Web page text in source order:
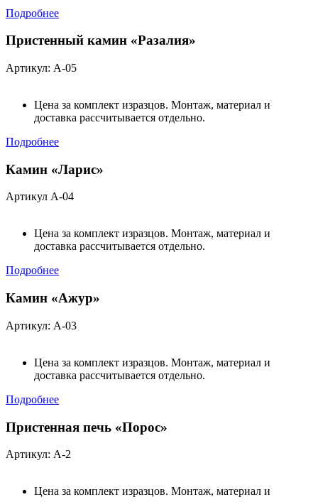
Подробнее
Пристенный камин «Разалия»
Артикул: А-05
Цена за комплект изразцов. Монтаж, материал и
доставка рассчитывается отдельно.
Подробнее
Камин «Ларис»
Артикул А-04
Цена за комплект изразцов. Монтаж, материал и
доставка рассчитывается отдельно.
Подробнее
Камин «Ажур»
Артикул: А-03
Цена за комплект изразцов. Монтаж, материал и
доставка рассчитывается отдельно.
Подробнее
Пристенная печь «Порос»
Артикул: А-2
Цена за комплект изразцов. Монтаж, материал и